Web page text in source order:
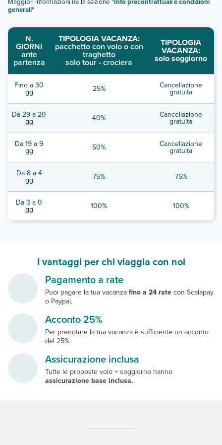
generali"
N.
GIORNI
ante
partenza
TIPOLOGIA VACANZA:
pacchetto con volo o con
traghetto
solo tour - crociera
TIPOLOGIA
VACANZA:
solo soggiorno
Fino a 30
gg 25% Cancellazione
gratuita
Da 29 a 20
gg 40% Cancellazione
gratuita
Da 19 a 9
gg 50% Cancellazione
gratuita
Da 8 a 4
gg 75% 75%
Da 3 a 0
gg 100% 100%
I vantaggi per chi viaggia con noi
Pagamento a rate
Puoi pagare la tua vacanzafino a 24 ratecon Scalapay
o Paypal.
Acconto 25%
Per prenotare la tua vacanza è sufficiente un acconto
del 25%.
Assicurazione inclusa
Tutte le proposte volo + soggiorno hanno
assicurazione base inclusa.